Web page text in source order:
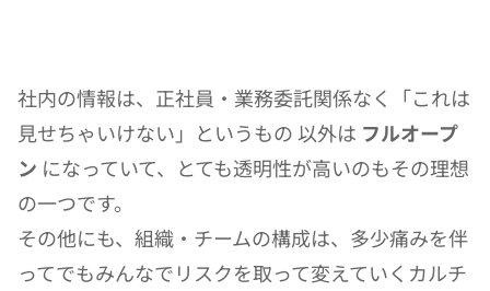
社内の情報は、正社員・業務委託関係なく「これは
見せちゃいけない」というもの 以外は フルオープ
ン になっていて、とても透明性が高いのもその理想
の一つです。
その他にも、組織・チームの構成は、多少痛みを伴
ってでもみんなでリスクを取って変えていくカルチ